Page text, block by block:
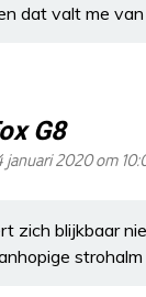
dat valt me
G8
januari 2020 om
zich blijkbaar